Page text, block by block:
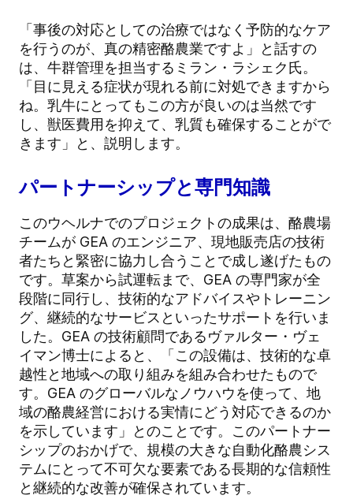
「事後の対応としての治療ではなく予防的なケア
を行うのが、真の精密酪農業ですよ」と話すの
は、牛群管理を担当するミラン・ラシェク氏。
「目に見える症状が現れる前に対処できますから
ね。乳牛にとってもこの方が良いのは当然です
し、獣医費用を抑えて、乳質も確保することがで
きます」と、説明します。
パートナーシップと専門知識
このウヘルナでのプロジェクトの成果は、酪農場
チームが GEA のエンジニア、現地販売店の技術
者たちと緊密に協力し合うことで成し遂げたもの
です。草案から試運転まで、GEA の専門家が全
段階に同行し、技術的なアドバイスやトレーニン
グ、継続的なサービスといったサポートを行いま
した。GEA の技術顧問であるヴァルター・ヴェ
イマン博士によると、「この設備は、技術的な卓
越性と地域への取り組みを組み合わせたもので
す。GEA のグローバルなノウハウを使って、地
域の酪農経営における実情にどう対応できるのか
を示しています」とのことです。このパートナー
シップのおかげで、規模の大きな自動化酪農シス
テムにとって不可欠な要素である長期的な信頼性
と継続的な改善が確保されています。